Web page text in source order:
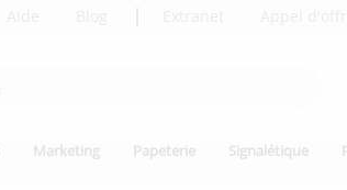
Marketing Papeterie Signalétique